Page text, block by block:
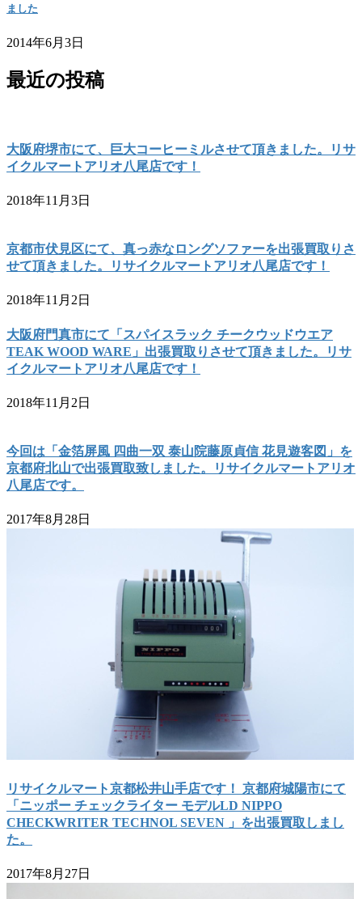
ました
2014年6月3日
最近の投稿
大阪府堺市にて、巨大コーヒーミルさせて頂きました。リサ
イクルマートアリオ八尾店です！
2018年11月3日
京都市伏見区にて、真っ赤なロングソファーを出張買取りさ
せて頂きました。リサイクルマートアリオ八尾店です！
2018年11月2日
大阪府門真市にて「スパイスラック チークウッドウエア
TEAK WOOD WARE」出張買取りさせて頂きました。リサ
イクルマートアリオ八尾店です！
2018年11月2日
今回は「金箔屏風 四曲一双 泰山院藤原貞信 花見遊客図」を
京都府北山で出張買取致しました。リサイクルマートアリオ
八尾店です。
2017年8月28日
リサイクルマート京都松井山手店です！ 京都府城陽市にて
「ニッポー チェックライター モデルLD NIPPO
CHECKWRITER TECHNOL SEVEN 」を出張買取しまし
た。
2017年8月27日